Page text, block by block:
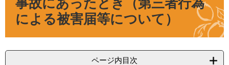
事故にあったとき（第三者行為
による被害届等について）
ページ内目次